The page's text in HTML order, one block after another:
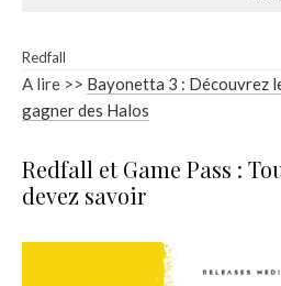
Redfall
A lire >> Bayonetta 3 : Découvrez
gagner des Halos
Redfall et Game Pass :
devez savoir